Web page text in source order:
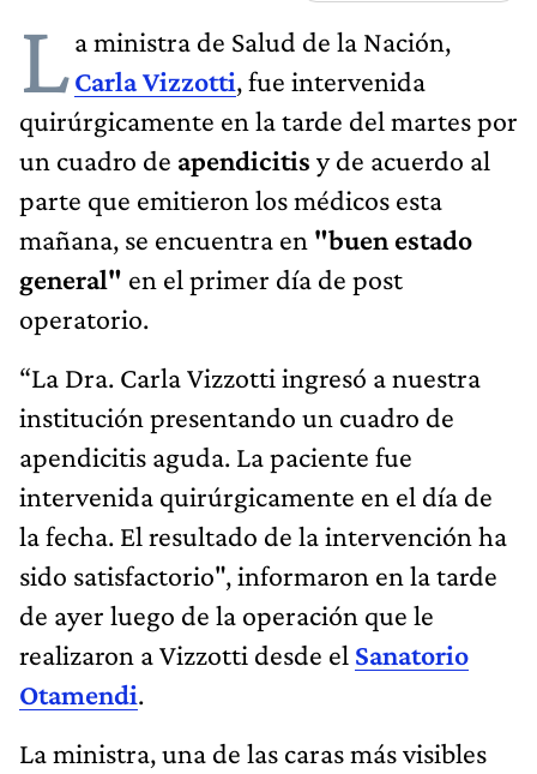
La ministra de Salud de la Nación,
Carla Vizzotti, fue intervenida
quirúrgicamente en la tarde del martes por
un cuadro de apendicitis y de acuerdo al
parte que emitieron los médicos esta
mañana, se encuentra en "buen estado
general" en el primer día de post
operatorio.
“La Dra. Carla Vizzotti ingresó a nuestra
institución presentando un cuadro de
apendicitis aguda. La paciente fue
intervenida quirúrgicamente en el día de
la fecha. El resultado de la intervención ha
sido satisfactorio", informaron en la tarde
de ayer luego de la operación que le
realizaron a Vizzotti desde el Sanatorio
Otamendi.
La ministra, una de las caras más visibles